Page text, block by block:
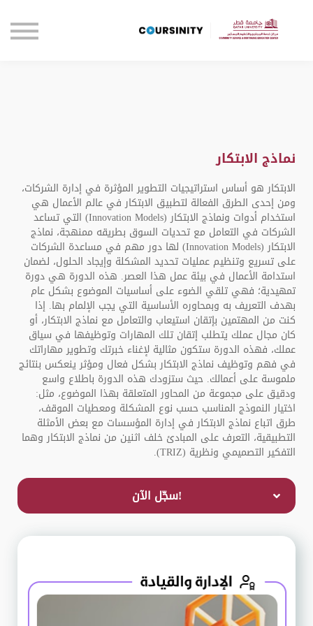
تواصل معنا
نماذج الابتكار
الابتكار هو أساس استراتيجيات التطوير المؤثرة في إدارة الشركات،
ومن إحدى الطرق الفعالة لتطبيق الابتكار في عالم الأعمال هي
استخدام أدوات ونماذج الابتكار (Innovation Models) التي تساعد
الشركات في التعامل مع تحديات السوق بطريقه ممنهجة، نماذج
الابتكار (Innovation Models) لها دور مهم في مساعدة الشركات
على تسريع وتنظيم عمليات تحديد المشكلة وإيجاد الحلول، لضمان
استدامة الأعمال في بيئة عمل هذا العصر. هذه الدورة هي دورة
تمهيدية؛ فهي تلقي الضوء على أساسيات الموضوع بشكل عام
بهدف التعريف به وبمحاوره الأساسية التي يجب الإلمام بها. إذا
كنت من المهتمين بإتقان استيعاب والتعامل مع نماذج الابتكار، أو
كان مجال عملك يتطلب إتقان تلك المهارات وتوظيفها في سياق
عملك، فهذه الدورة ستكون مثالية لإغناء خبرتك وتطوير مهاراتك
في فهم وتوظيف نماذج الابتكار بشكل فعال ومؤثر ينعكس بنتائج
ملموسة على أعمالك. حيث ستزودك هذه الدورة باطلاع واسع
ودقيق على مجموعة من المحاور المتعلقة بهذا الموضوع، مثل:
اختيار النموذج المناسب حسب نوع المشكلة ومعطيات الموقف،
طرق اتباع نماذج الابتكار في إدارة المؤسسات مع بعض الأمثلة
التطبيقية، التعرف على المبادئ خلف اثنين من نماذج الابتكار وهما
التفكير التصميمي ونظرية (TRIZ).
!سجّل الآن